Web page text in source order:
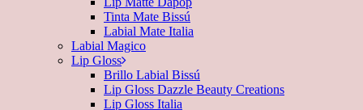
Tinta Mate Bissú
Labial Mate Italia
Labial Magico
Lip Gloss
Brillo Labial Bissú
Lip Gloss Dazzle Beauty Creations
Lip Gloss Italia